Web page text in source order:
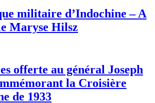
militaire d’Indochine – A
Maryse Hilsz
offerte au général Joseph
la Croisière
de 1933